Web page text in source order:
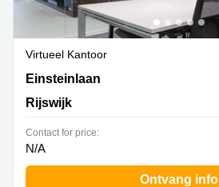
Virtueel Kantoor
Einsteinlaan 28, Rijswijk
Einsteinlaan
Rijswijk
Contact for price:
N/A
Ontvang info